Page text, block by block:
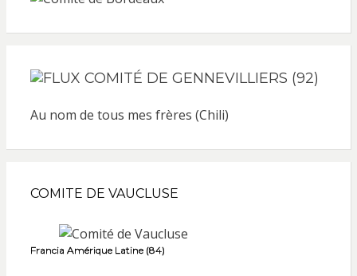
COMITÉ DE GENNEVILLIERS (92)
Au nom de tous mes frères (Chili)
COMITE DE VAUCLUSE
Francia Amérique Latine (84)